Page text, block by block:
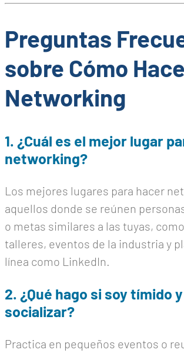
Preguntas
sobre Cómo
Networking
1. ¿Cuál es el mejor lugar
networking?
Los mejores lugares para hacer
aquellos donde se reúnen
o metas similares a las tuyas,
talleres, eventos de la industria y
línea como LinkedIn.
2. ¿Qué hago si soy tímido
socializar?
Practica en pequeños eventos o